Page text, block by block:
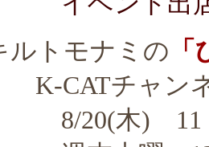
トモナミの
ャンネル
) 11：